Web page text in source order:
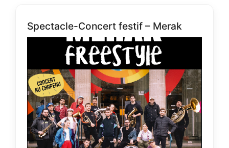
Spectacle-Concert festif – Merak